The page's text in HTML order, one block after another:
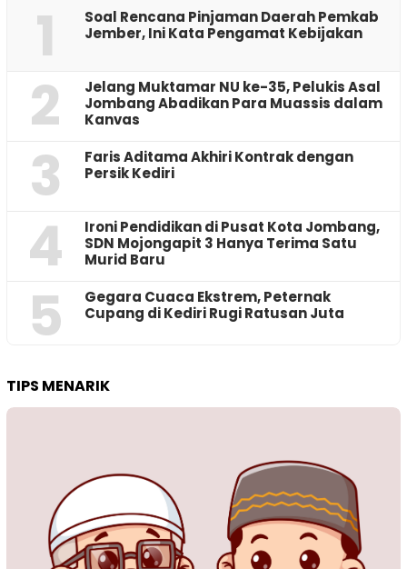
1
‎Soal Rencana Pinjaman Daerah Pemkab
Jember, Ini Kata Pengamat Kebijakan ‎
2
Jelang Muktamar NU ke-35, Pelukis Asal
Jombang Abadikan Para Muassis dalam
Kanvas
3
Faris Aditama Akhiri Kontrak dengan
Persik Kediri
4
Ironi Pendidikan di Pusat Kota Jombang,
SDN Mojongapit 3 Hanya Terima Satu
Murid Baru
5
‎Gegara Cuaca Ekstrem, Peternak
Cupang di Kediri Rugi Ratusan Juta
TIPS MENARIK